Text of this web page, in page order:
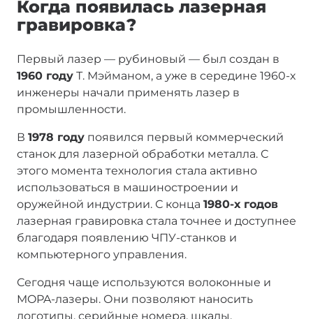
Когда появилась лазерная
гравировка?
Первый лазер — рубиновый — был создан в
1960 году Т. Мэйманом, а уже в середине 1960‑х
инженеры начали применять лазер в
промышленности.
В 1978 году появился первый коммерческий
станок для лазерной обработки металла. С
этого момента технология стала активно
использоваться в машиностроении и
оружейной индустрии. С конца 1980-х годов
лазерная гравировка стала точнее и доступнее
благодаря появлению ЧПУ-станков и
компьютерного управления.
Сегодня чаще используются волоконные и
MOPA-лазеры. Они позволяют наносить
логотипы, серийные номера, шкалы,